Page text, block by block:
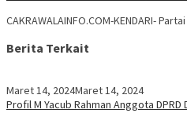
CAKRAWALAINFO.COM-KENDARI-
Berita Terkait
Maret 14, 2024Maret 14, 2024
Profil M Yacub Rahman Anggota